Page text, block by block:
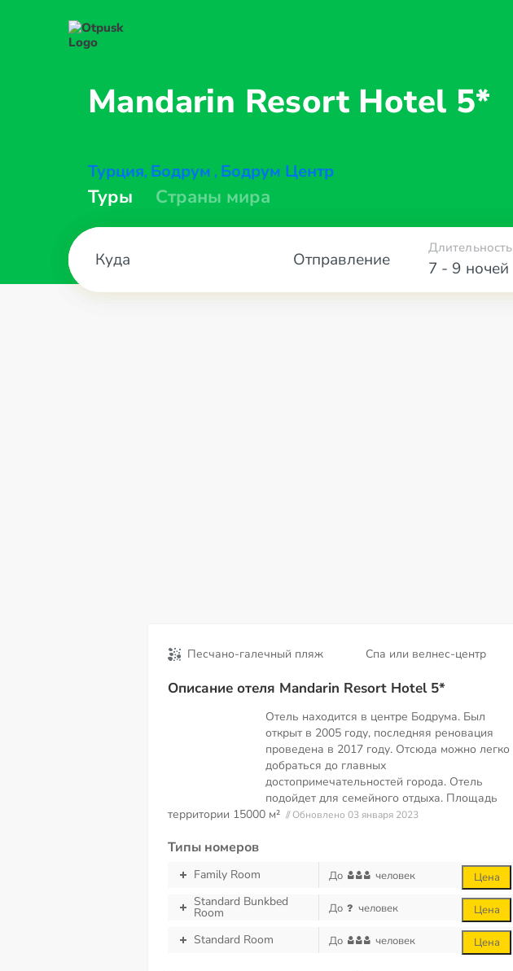
Mandarin Resort Hotel 5*
Турция, Бодрум , Бодрум Центр
Туры Страны мира
Отправление 7 - 9 ночей
Длительность
Песчано-галечный пляж Спа или велнес-центр
Описание отеля Mandarin Resort Hotel 5*
Отель находится в центре Бодрума. Был
открыт в 2005 году, последняя реновация
проведена в 2017 году. Отсюда можно легко
добраться до главных
достопримечательностей города. Отель
подойдет для семейного отдыха. Площадь
территории 15000 м² // Обновлено 03 января 2023
Типы номеров
Family Room До человек Цена
Standard Bunkbed
Room До человек Цена
Standard Room До человек Цена